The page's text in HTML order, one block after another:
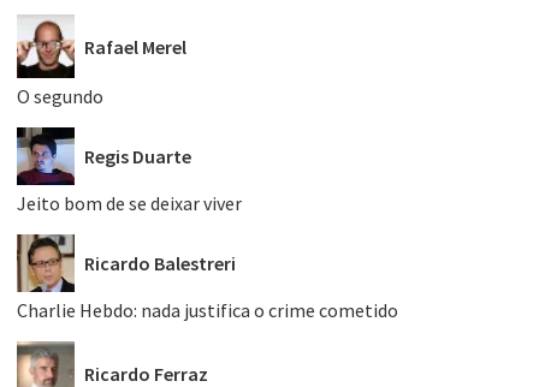
Rafael Merel
O segundo
Regis Duarte
Jeito bom de se deixar viver
Ricardo Balestreri
Charlie Hebdo: nada justifica o crime cometido
Ricardo Ferraz